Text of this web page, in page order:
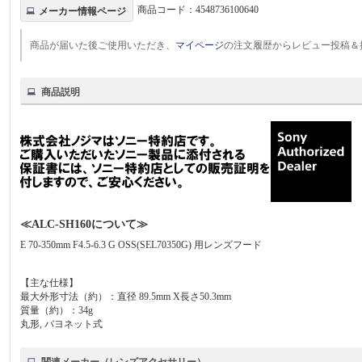
メーカー情報ページ 商品コード：4548736100640
商品が届いた後ご使用いただき、 マイページの注文履歴からレビュー投稿＆
商品説明
≪ALC-SH160について≫
E 70-350mm F4.5-6.3 G OSS(SEL70350G) 用レンズフード
【主な仕様】
最大外形寸法（約）：直径 89.5mm X長さ50.3mm
質量（約）：34g
丸形, バヨネット式